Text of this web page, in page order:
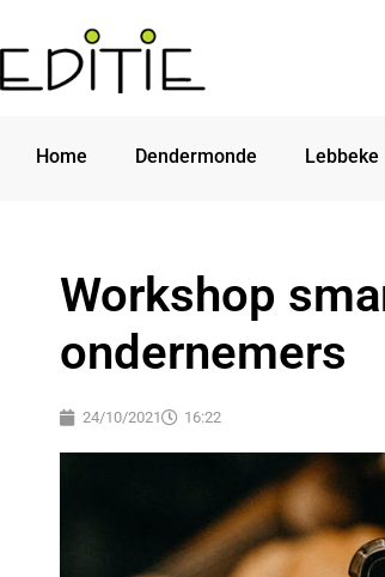
Home Dendermonde Lebbeke
Workshop
ondernemers
24/10/2021 16:22